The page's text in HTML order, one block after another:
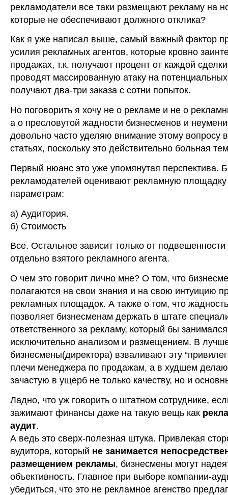
рекламодатели все таки размещают рекламу на
которые не обеспечивают должного отклика?
Как я уже написал выше, самый важный фактор
усилия рекламных агентов, которые кровно
продажах, т.к. получают процент от каждой
проводят массированную атаку на
получают два-три заказа с сотни попыток.
Но поговорить я хочу не о рекламе и не о
а о пресловутой жадности бизнесменов и
довольно часто уделяю внимание этому вопросу
статьях, поскольку это действительно больная
Первый нюанс это уже упомянутая перспектива.
рекламодателей оценивают рекламную
параметрам:
а) Аудитория.
б) Стоимость
Все. Остальное зависит только от подвешенности
отдельно взятого рекламного агента.
О чем это говорит лично мне? О том, что
полагаются на свои знания и на свою интуицию
рекламных площадок. А также о том, что
позволяет бизнесменам держать в штате
ответственного за рекламу, который бы занимался
исключительно анализом и размещением. В
бизнесмены(директора) взваливают эту
плечи менеджера по продажам, а в худшем
зачастую в ущерб не только качеству, но и
Ладно, что уж говорить о штатном сотруднике,
зажимают финансы даже на такую вещь как
аудит.
А ведь это сверх-полезная штука. Привлекая
аудитора, который не занимается
размещением рекламы, бизнесмены могут
объективность. Главное при выборе компании-
убедиться, что это не рекламное агенство